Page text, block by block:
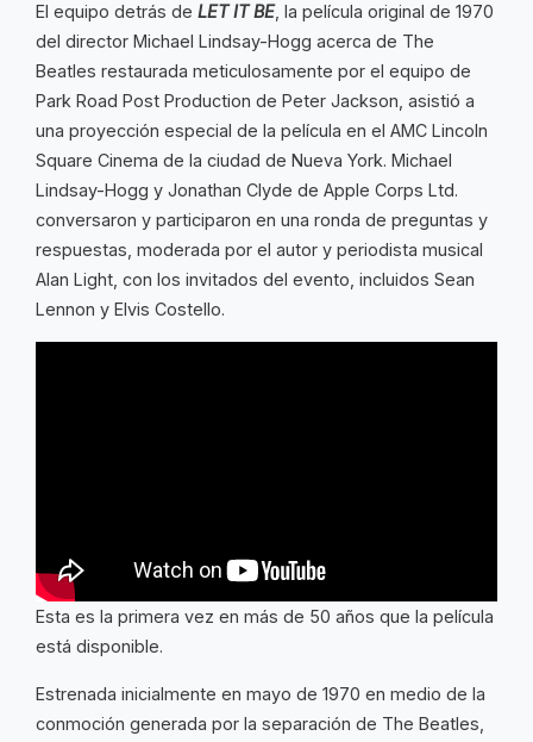
El equipo detrás de LET IT BE, la película original de 1970
del director Michael Lindsay-Hogg acerca de The
Beatles restaurada meticulosamente por el equipo de
Park Road Post Production de Peter Jackson, asistió a
una proyección especial de la película en el AMC Lincoln
Square Cinema de la ciudad de Nueva York. Michael
Lindsay-Hogg y Jonathan Clyde de Apple Corps Ltd.
conversaron y participaron en una ronda de preguntas y
respuestas, moderada por el autor y periodista musical
Alan Light, con los invitados del evento, incluidos Sean
Lennon y Elvis Costello.
Esta es la primera vez en más de 50 años que la película
está disponible.
Estrenada inicialmente en mayo de 1970 en medio de la
conmoción generada por la separación de The Beatles,